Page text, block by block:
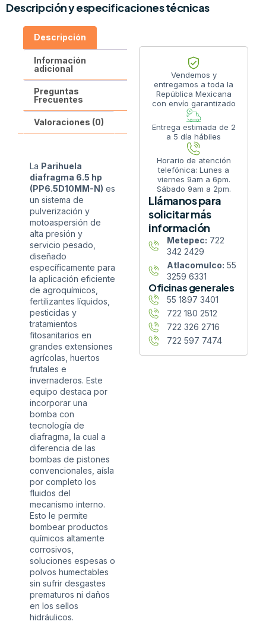
Descripción y especificaciones técnicas
Descripción
Información
adicional
Preguntas
Frecuentes
Valoraciones (0)
La Parihuela
diafragma 6.5 hp
(PP6.5D10MM-N) es
un sistema de
pulverización y
motoaspersión de
alta presión y
servicio pesado,
diseñado
específicamente para
la aplicación eficiente
de agroquímicos,
fertilizantes líquidos,
pesticidas y
tratamientos
fitosanitarios en
grandes extensiones
agrícolas, huertos
frutales e
invernaderos. Este
equipo destaca por
incorporar una
bomba con
tecnología de
diafragma, la cual a
diferencia de las
bombas de pistones
convencionales, aísla
por completo los
fluidos del
mecanismo interno.
Esto le permite
bombear productos
químicos altamente
corrosivos,
soluciones espesas o
polvos humectables
sin sufrir desgastes
prematuros ni daños
en los sellos
hidráulicos.
Vendemos y
entregamos a toda la
República Mexicana
con envío garantizado
Entrega estimada de 2
a 5 día hábiles
Horario de atención
telefónica: Lunes a
viernes 9am a 6pm.
Sábado 9am a 2pm.
Llámanos para
solicitar más
información
Metepec: 722
342 2429
Atlacomulco: 55
3259 6331
Oficinas generales
55 1897 3401
722 180 2512
722 326 2716
722 597 7474